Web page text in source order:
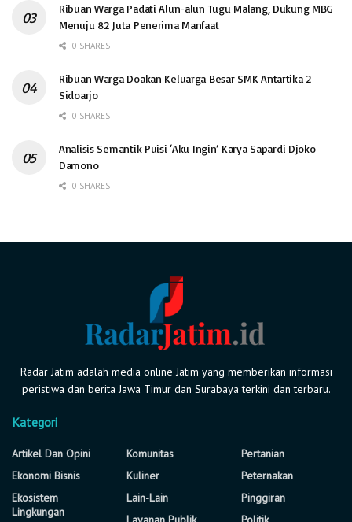
Ribuan Warga Padati Alun-alun Tugu Malang, Dukung MBG
Menuju 82 Juta Penerima Manfaat
0 SHARES
Ribuan Warga Doakan Keluarga Besar SMK Antartika 2
Sidoarjo
0 SHARES
Analisis Semantik Puisi ‘Aku Ingin’ Karya Sapardi Djoko
Damono
0 SHARES
Radar Jatim adalah media online Jatim yang memberikan informasi
peristiwa dan berita Jawa Timur dan Surabaya terkini dan terbaru.
Kategori
Artikel Dan Opini
Ekonomi Bisnis
Ekosistem
Lingkungan
Komunitas
Kuliner
Lain-Lain
Pertanian
Peternakan
Pinggiran